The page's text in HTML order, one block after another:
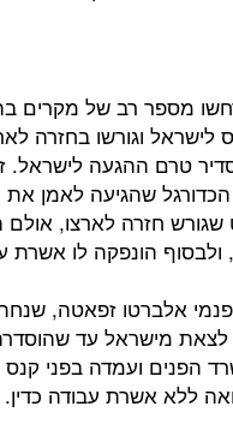
מספר רב של מקרים
וגורשו בחזרה
טרם ההגעה לישראל.
חזרה לארצו,
הונפקה לו אשרת
אלברטו זפאטה,
לצאת מישראל עד
הפנים ועמדה בפני
ללא אשרת עבודה כדין.